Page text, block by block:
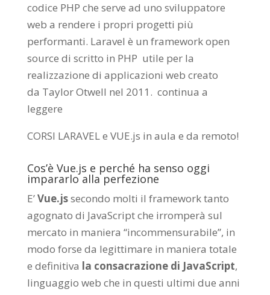
codice PHP che serve ad uno sviluppatore
web a rendere i propri progetti più
performanti. Laravel è un framework open
source di scritto in PHP utile per la
realizzazione di applicazioni web creato
da Taylor Otwell nel 2011. continua a
leggere
CORSI LARAVEL e VUE.js in aula e da remoto!
Cos’è Vue.js e perché ha senso oggi
impararlo alla perfezione
E’Vue.jssecondo molti il framework tanto
agognato di JavaScript che irromperà sul
mercato in maniera “incommensurabile”, in
modo forse da legittimare in maniera totale
e definitiva la consacrazione di JavaScript,
linguaggio web che in questi ultimi due anni